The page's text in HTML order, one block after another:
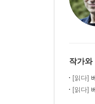
작가와
[읽다]
[읽다]